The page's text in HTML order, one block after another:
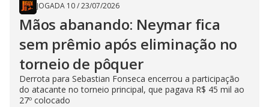
JOGADA 10/23/07/2026
Mãos abanando: Neymar fica
sem prêmio após eliminação no
torneio de pôquer
Derrota para Sebastian Fonseca encerrou a participação
do atacante no torneio principal, que pagava R$ 45 mil ao
27º colocado